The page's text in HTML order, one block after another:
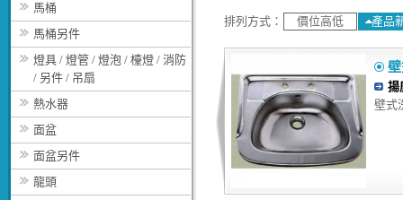
馬桶
馬桶另件
燈具 / 燈管 / 燈泡 / 檯燈 / 消防
/ 另件 / 吊扇
熱水器
面盆
面盆另件
龍頭
排列方式： 價位高低 產品
揚
壁式